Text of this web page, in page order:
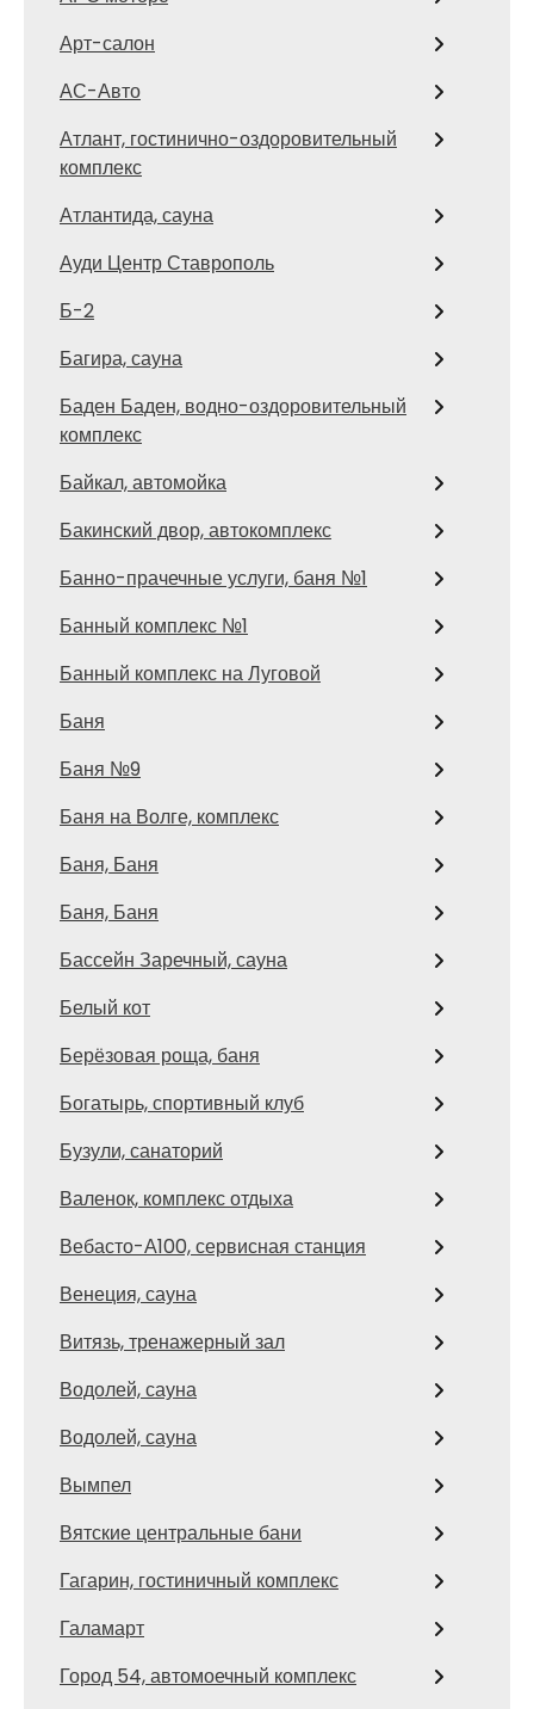
Арт-салон
АС-Авто
Атлант, гостинично-оздоровительный
комплекс
Атлантида, сауна
Ауди Центр Ставрополь
Б-2
Багира, сауна
Баден Баден, водно-оздоровительный
комплекс
Байкал, автомойка
Бакинский двор, автокомплекс
Банно-прачечные услуги, баня №1
Банный комплекс №1
Банный комплекс на Луговой
Баня
Баня №9
Баня на Волге, комплекс
Баня, Баня
Баня, Баня
Бассейн Заречный, сауна
Белый кот
Берёзовая роща, баня
Богатырь, спортивный клуб
Бузули, санаторий
Валенок, комплекс отдыха
Вебасто-А100, сервисная станция
Венеция, сауна
Витязь, тренажерный зал
Водолей, сауна
Водолей, сауна
Вымпел
Вятские центральные бани
Гагарин, гостиничный комплекс
Галамарт
Город 54, автомоечный комплекс